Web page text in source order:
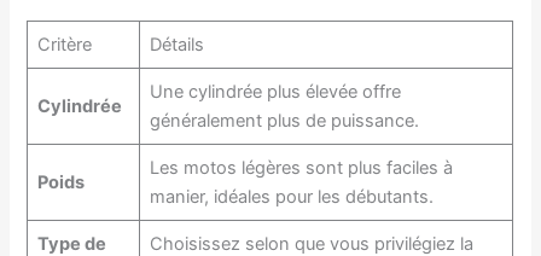
Critère Détails
Cylindrée
Une cylindrée plus élevée offre
généralement plus de puissance.
Poids
Les motos légères sont plus faciles à
manier, idéales pour les débutants.
Type de
Choisissez selon que vous privilégiez la